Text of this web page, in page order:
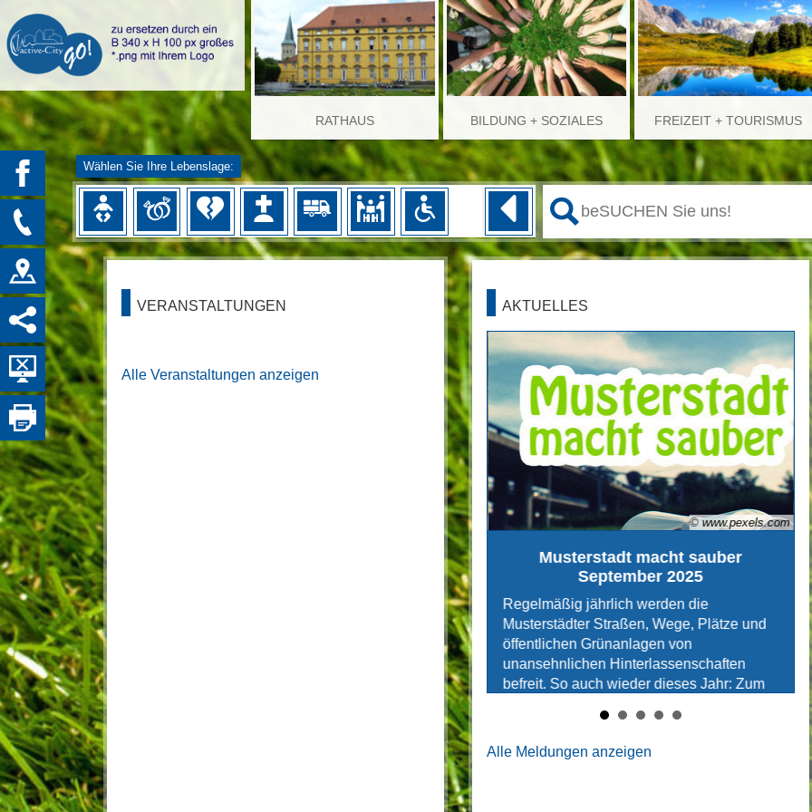
RATHAUS BILDUNG + SOZIALES FREIZEIT + TOURISMUS
Wählen Sie Ihre Lebenslage:
VERANSTALTUNGEN
Alle Veranstaltungen anzeigen
AKTUELLES
"Weihnachtliche Gedanken"-Tour
Die Tourist-Information der Musterstadt
besondere Führung an: „Weihnachtliche
Teilnehmer am 14. Dezember (Samstag)
ab 18 Uhr durch die festlich geschmückte
Innenstadt führt. Eine Anmeldung dazu ist
Haupteingang des Rathauses Musterstadt
(Am Markt 30). Eine Anmeldung für die
rund 90-minütige Stadtführung ist nicht
© by "www.pexels.com"
Musterstadt macht sauber
September 2025
Regelmäßig jährlich werden die
Musterstädter Straßen, Wege, Plätze und
öffentlichen Grünanlagen von
unansehnlichen Hinterlassenschaften
befreit. So auch wieder dieses Jahr: Zum
Stadtreinigungsaktion „Musterstadt macht
sauber" am Samstag, 13 September 2025,
in eine neue Runde.
© www.pexels.com
Alle Meldungen anzeigen